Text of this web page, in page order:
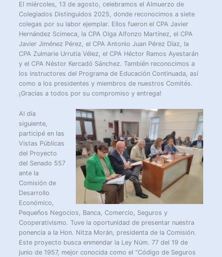
El miércoles, 13 de agosto, celebramos el Almuerzo de
Colegiados Distinguidos 2025, donde reconocimos a siete
colegas por su labor ejemplar. Ellos fueron el CPA Javier
Hernández Scimeca, la CPA Olga Alfonzo Martínez, el CPA
Javier Jiménez Pérez, el CPA Antonio Juan Pérez Díaz, la
CPA Zulmarie Urrutia Vélez, el CPA Héctor Ramos Ayestarán
y el CPA Néstor Kercadó Sánchez. También reconocimos a
los instructores del Programa de Educación Continuada, así
como a los presidentes y miembros de nuestros Comités.
¡Gracias a todos por su compromiso y entrega!
Al día
siguiente,
participé en las
Vistas Públicas
del Proyecto
del Senado 557
ante la
Comisión de
Desarrollo
Económico,
Pequeños Negocios, Banca, Comercio, Seguros y
Cooperativismo. Tuve la oportunidad de presentar nuestra
ponencia a la Hon. Nitza Morán, presidenta de la Comisión.
Este proyecto busca enmendar la Ley Núm. 77 del 19 de
junio de 1957, mejor conocida como el “Código de Seguros